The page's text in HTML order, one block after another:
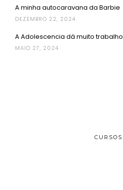
A minha autocaravana da Barbie
DEZEMBRO 22, 2024
A Adolescencia dá muito trabalho
MAIO 27, 2024
CURSOS